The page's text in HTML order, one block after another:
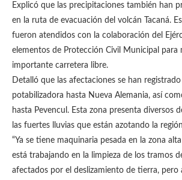
Explicó que las precipitaciones también han
en la ruta de evacuación del volcán Tacaná.
fueron atendidos con la colaboración del
elementos de Protección Civil Municipal para
importante carretera libre.
Detalló que las afectaciones se han
potabilizadora hasta Nueva Alemania, así
hasta Pevencul. Esta zona presenta diversos
las fuertes lluvias que están azotando la
“Ya se tiene maquinaria pesada en la zona
está trabajando en la limpieza de los tramos
afectados por el deslizamiento de tierra, pero